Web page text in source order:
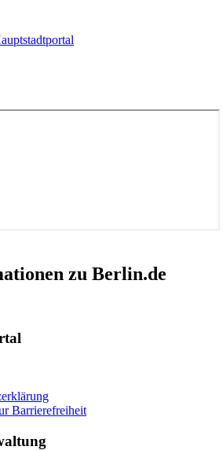
zu Berlin.de
Barrierefreiheit